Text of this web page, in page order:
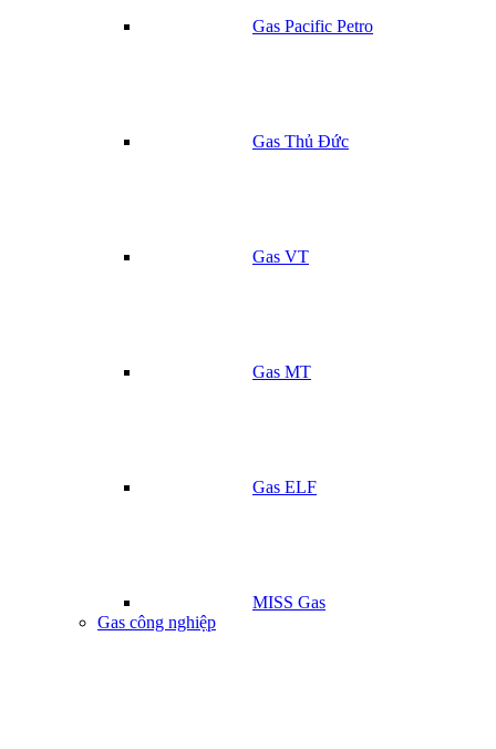
Gas Pacific Petro
Gas Thủ Đức
Gas VT
Gas MT
Gas ELF
MISS Gas
Gas công nghiệp